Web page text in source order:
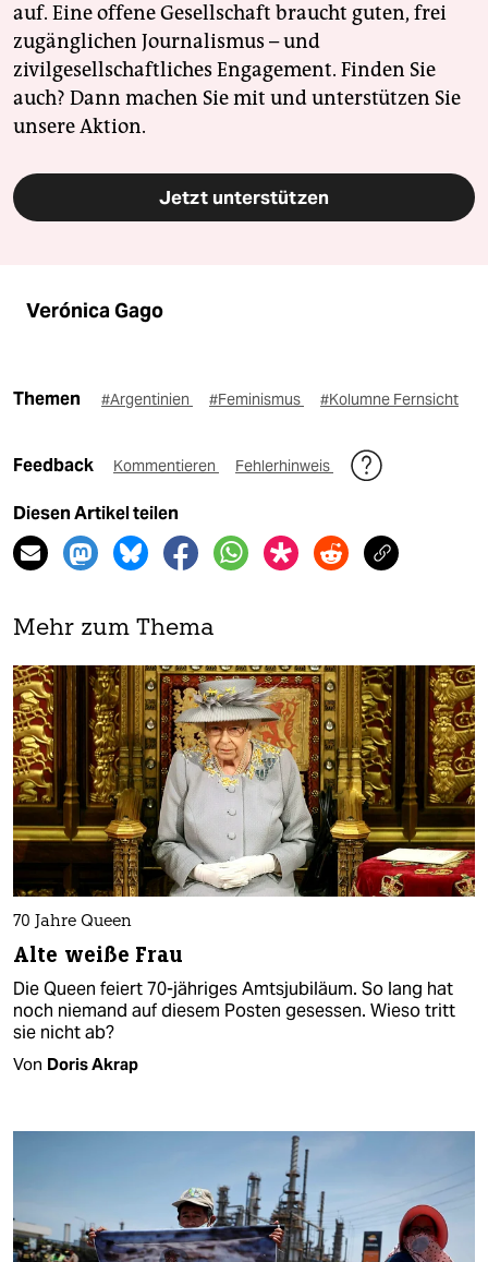
auf. Eine offene Gesellschaft braucht guten, frei
zugänglichen Journalismus – und
zivilgesellschaftliches Engagement. Finden Sie
auch? Dann machen Sie mit und unterstützen Sie
unsere Aktion.
Jetzt unterstützen
Verónica Gago
Themen #Argentinien #Feminismus #Kolumne Fernsicht
Feedback Kommentieren Fehlerhinweis
Diesen Artikel teilen
Mehr zum Thema
70 Jahre Queen
Alte weiße Frau
Die Queen feiert 70-jähriges Amtsjubiläum. So lang hat
noch niemand auf diesem Posten gesessen. Wieso tritt
sie nicht ab?
Von Doris Akrap